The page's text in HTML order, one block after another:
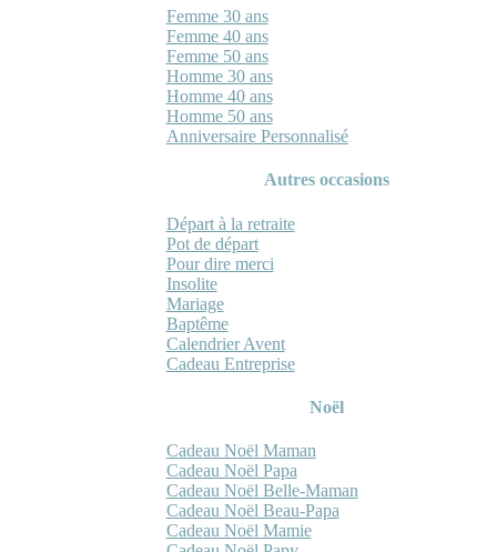
Femme 30 ans
Femme 40 ans
Femme 50 ans
Homme 30 ans
Homme 40 ans
Homme 50 ans
Anniversaire Personnalisé
Autres occasions
Départ à la retraite
Pot de départ
Pour dire merci
Insolite
Mariage
Baptême
Calendrier Avent
Cadeau Entreprise
Noël
Cadeau Noël Maman
Cadeau Noël Papa
Cadeau Noël Belle-Maman
Cadeau Noël Beau-Papa
Cadeau Noël Mamie